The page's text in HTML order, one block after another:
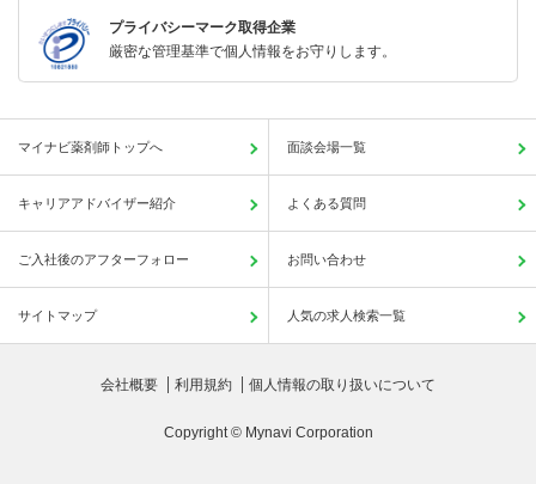
プライバシーマーク取得企業
厳密な管理基準で個人情報をお守りします。
マイナビ薬剤師トップへ 面談会場一覧
キャリアアドバイザー紹介 よくある質問
ご入社後のアフターフォロー お問い合わせ
サイトマップ 人気の求人検索一覧
会社概要 利用規約 個人情報の取り扱いについて
Copyright © Mynavi Corporation